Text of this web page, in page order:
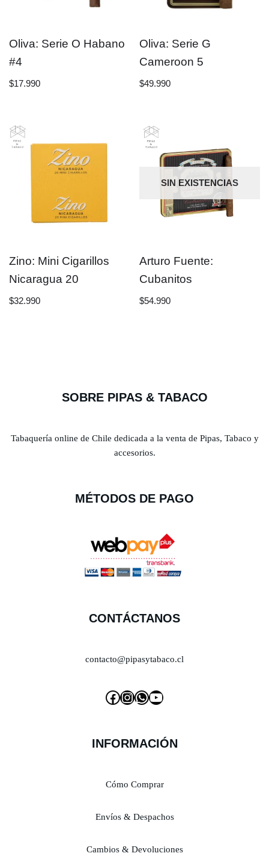
Oliva: Serie O Habano
#4
$17.990
Oliva: Serie G
Cameroon 5
$49.990
Zino: Mini Cigarillos
Nicaragua 20
$32.990
SIN EXISTENCIAS
Arturo Fuente:
Cubanitos
$54.990
SOBRE PIPAS & TABACO
Tabaquería online de Chile dedicada a la venta de Pipas, Tabaco y
accesorios.
MÉTODOS DE PAGO
CONTÁCTANOS
contacto@pipasytabaco.cl
INFORMACIÓN
Cómo Comprar
Envíos & Despachos
Cambios & Devoluciones